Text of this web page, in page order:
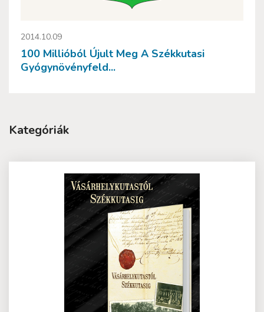
2014.10.09
100 Millióból Újult Meg A Székkutasi
Gyógynövényfeld...
Kategóriák